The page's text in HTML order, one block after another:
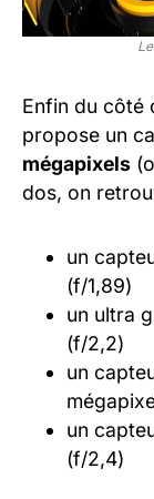
Enfin du côté
propose un
mégapixels
dos, on
un
(f/1,89)
un ultra
(f/2,2)
un
un
(f/2,4)